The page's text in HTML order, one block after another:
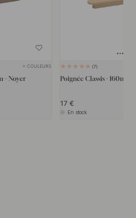
+ COULEURS
- Noyer
7
Poignée Classis - 160mm
17
En stock